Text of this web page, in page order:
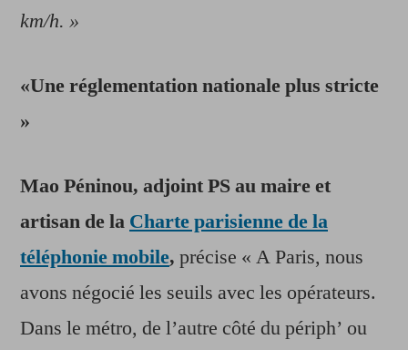
km/h. »
«Une réglementation nationale plus stricte
»
Mao Péninou, adjoint PS au maire et
artisan de la Charte parisienne de la
téléphonie mobile, précise « A Paris, nous
avons négocié les seuils avec les opérateurs.
Dans le métro, de l’autre côté du périph’ ou